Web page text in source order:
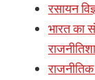
रसायन
भारत का